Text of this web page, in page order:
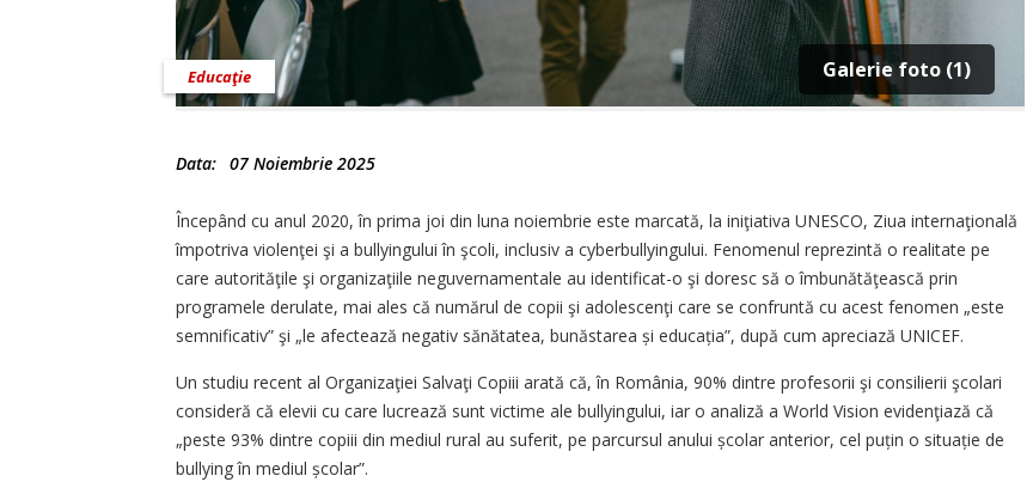
Galerie foto (1)
Educaţie
Data: 07 Noiembrie 2025
Începând cu anul 2020, în prima joi din luna noiembrie este marcată, la iniţiativa UNESCO, Ziua internaţională
împotriva violenţei şi a bullyingului în şcoli, inclusiv a cyberbullyingului. Fenomenul reprezintă o realitate pe
care autorităţile şi organizaţiile neguvernamentale au identificat-o şi doresc să o îmbunătăţească prin
programele derulate, mai ales că numărul de copii şi adolescenţi care se confruntă cu acest fenomen „este
semnificativ” şi „le afectează negativ sănătatea, bunăstarea și educația”, după cum apreciază UNICEF.
Un studiu recent al Organizaţiei Salvaţi Copiii arată că, în România, 90% dintre profesorii şi consilierii şcolari
consideră că elevii cu care lucrează sunt victime ale bullyingului, iar o analiză a World Vision evidenţiază că
„peste 93% dintre copiii din mediul rural au suferit, pe parcursul anului școlar anterior, cel puțin o situație de
bullying în mediul școlar”.